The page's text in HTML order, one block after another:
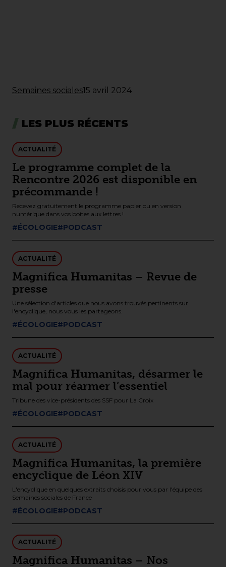
Semaines sociales15 avril 2024
LES PLUS RÉCENTS
ACTUALITÉ
Le programme complet de la
Rencontre 2026 est disponible en
précommande !
Recevez gratuitement le programme papier ou en version
numérique dans vos boîtes aux lettres !
#ÉCOLOGIE#PODCAST
ACTUALITÉ
Magnifica Humanitas – Revue de
presse
Une sélection d'articles que nous avons trouvés pertinents sur
l'encyclique, nous vous les partageons.
#ÉCOLOGIE#PODCAST
ACTUALITÉ
Magnifica Humanitas, désarmer le
mal pour réarmer l’essentiel
Tribune des vice-présidents des SSF pour La Croix
#ÉCOLOGIE#PODCAST
ACTUALITÉ
Magnifica Humanitas, la première
encyclique de Léon XIV
L'encyclique en quelques extraits choisis pour vous par l'équipe des
Semaines sociales de France
#ÉCOLOGIE#PODCAST
ACTUALITÉ
Magnifica Humanitas – Nos